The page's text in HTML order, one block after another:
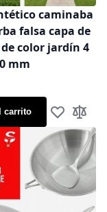
caminaba
falsa capa de
color jardín 4
mm
carrito Añadir a